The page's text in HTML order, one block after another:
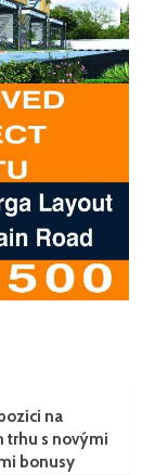
na
trhu s novými
bonusy